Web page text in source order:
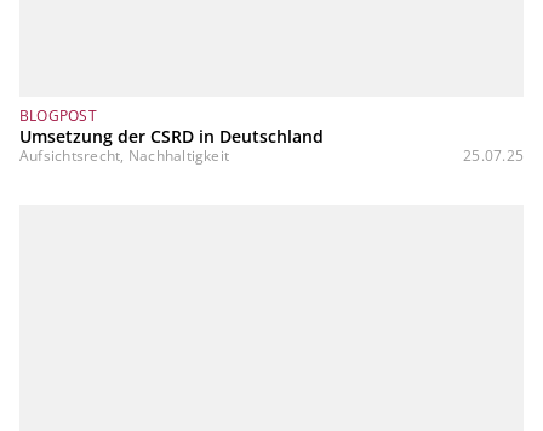
BLOGPOST
Umsetzung der CSRD in Deutschland
Aufsichtsrecht, Nachhaltigkeit 25.07.25